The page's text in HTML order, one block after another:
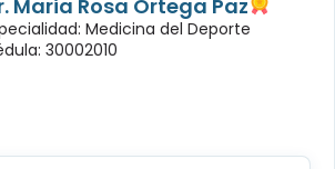
Maria Rosa Ortega Paz
Medicina del Deporte
30002010